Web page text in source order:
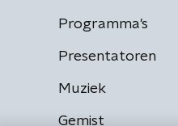
Programma's
Presentatoren
Muziek
Gemist